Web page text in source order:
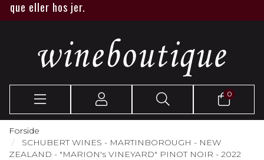
eller hos jer.
0
Forside
SCHUBERT WINES - MARTINBOROUGH - NEW
ZEALAND - "MARION's VINEYARD" PINOT NOIR - 2022